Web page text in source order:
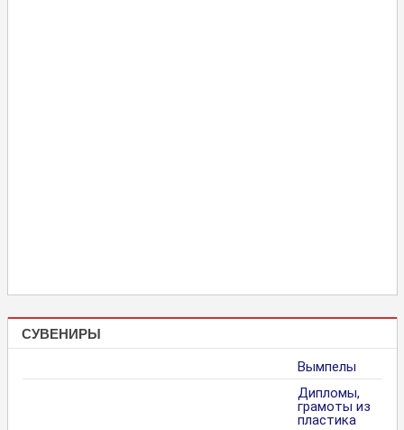
СУВЕНИРЫ
Вымпелы
Дипломы,
грамоты из
пластика